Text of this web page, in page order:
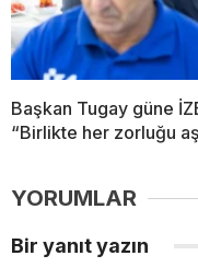
Başkan Tugay güne
“Birlikte her zorluğu
YORUMLAR
Bir yanıt yazın